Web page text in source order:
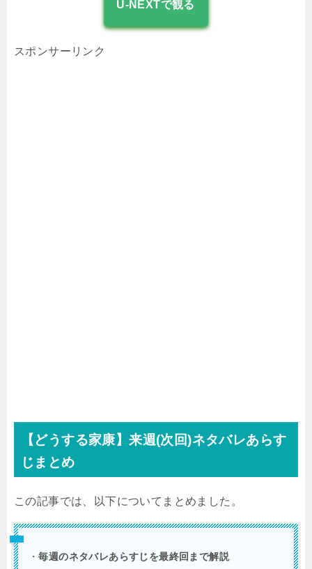
U-NEXTで観る
スポンサーリンク
【どうする家康】来週(次回)ネタバレあらす
じまとめ
この記事では、以下についてまとめました。
・毎週のネタバレあらすじを最終回まで解説